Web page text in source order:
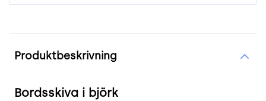
Produktbeskrivning
Bordsskiva i björk